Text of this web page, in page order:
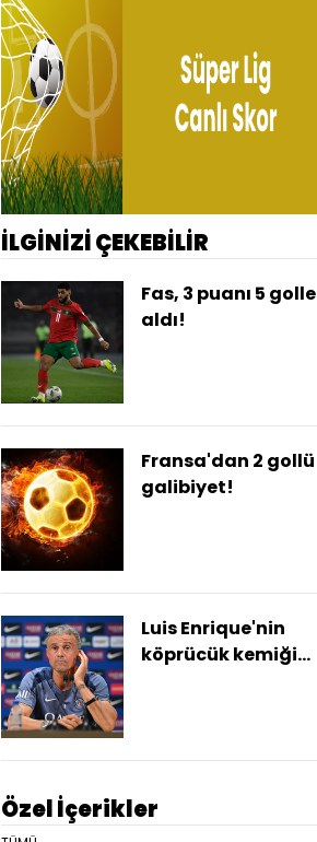
Özel İçerikler
İLGİNİZİ ÇEKEBİLİR
Fas, 3 puanı 5 golle
aldı!
Fransa'dan 2 gollü
galibiyet!
Luis Enrique'nin
köprücük kemiği